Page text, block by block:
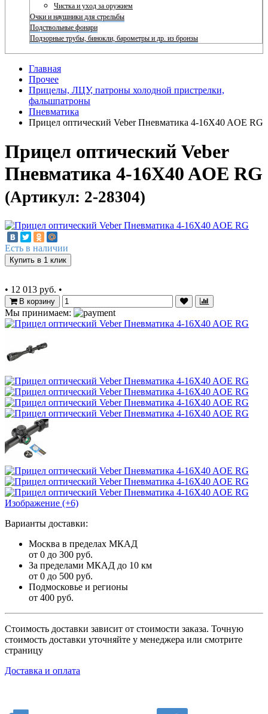
Чистка и уход за оружием
Очки и наушники для стрельбы
Подствольные фонари
Подзорные трубы, бинокли, барометры и др. из бронзы
Главная
Прочее
Прицелы, ЛЦУ, патроны холодной пристрелки,
фальшпатроны
Пневматика
Прицел оптический Veber Пневматика 4-16X40 AOE RG
Прицел оптический Veber
Пневматика 4-16X40 AOE RG
(Артикул: 2-28304)
Есть в наличии
Купить в 1 клик
• 12 013 руб. •
В корзину
Мы принимаем:
Изображение (+6)
Варианты доставки:
Москва в пределах МКАД
от 0 до 300 руб.
За пределами МКАД до 10 км
от 0 до 500 руб.
Подмосковье и регионы
от 400 руб.
Стоимость доставки зависит от стоимости заказа. Точную
стоимость доставки уточняйте у менеджера или смотрите
страницу
Доставка и оплата